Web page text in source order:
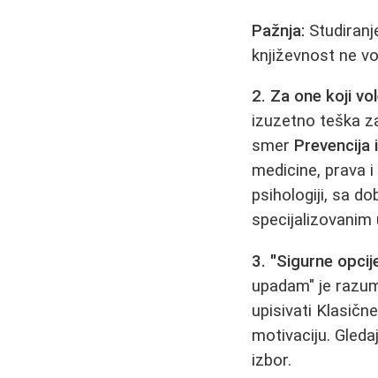
Pažnja:
književnost ne
2. Za one koji
izuzetno teška
smer Prevencija
medicine, prava
psihologiji, sa
specijalizovanim
3. "Sigurne
upadam" je
upisivati
motivaciju.
izbor.